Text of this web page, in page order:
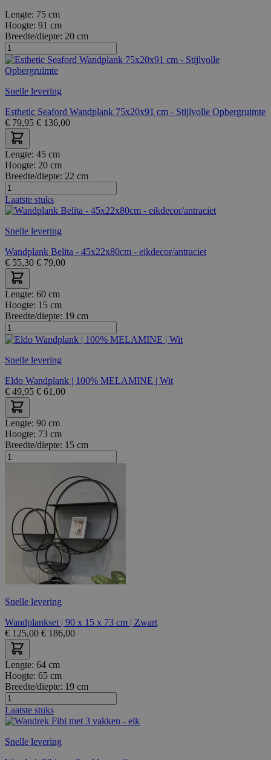
Lengte: 75 cm
Hoogte: 91 cm
Breedte/diepte: 20 cm
Snelle levering
Esthetic Seaford Wandplank 75x20x91 cm - Stijlvolle Opbergruimte
€ 79,95 € 136,00
Lengte: 45 cm
Hoogte: 20 cm
Breedte/diepte: 22 cm
Laatste stuks
Snelle levering
Wandplank Belita - 45x22x80cm - eikdecor/antraciet
€ 55,30 € 79,00
Lengte: 60 cm
Hoogte: 15 cm
Breedte/diepte: 19 cm
Snelle levering
Eldo Wandplank | 100% MELAMINE | Wit
€ 49,95 € 61,00
Lengte: 90 cm
Hoogte: 73 cm
Breedte/diepte: 15 cm
Snelle levering
Wandplankset | 90 x 15 x 73 cm | Zwart
€ 125,00 € 186,00
Lengte: 64 cm
Hoogte: 65 cm
Breedte/diepte: 19 cm
Laatste stuks
Snelle levering